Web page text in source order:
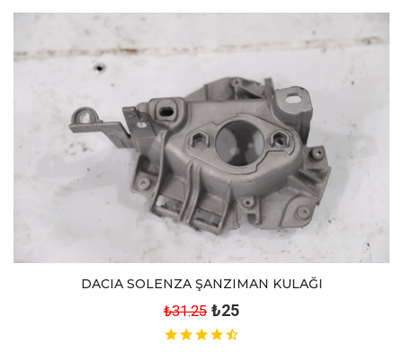
DACIA SOLENZA ŞANZIMAN KULAĞI
₺31.25 ₺25